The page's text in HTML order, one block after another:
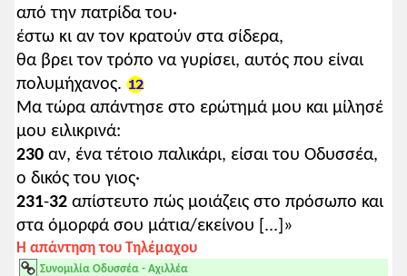
από την πατρίδα του·
έστω κι αν τον κρατούν στα σίδερα,
θα βρει τον τρόπο να γυρίσει, αυτός που είναι
πολυμήχανος.
Μα τώρα απάντησε στο ερώτημά μου και μίλησέ
μου ειλικρινά:
230 αν, ένα τέτοιο παλικάρι, είσαι του Οδυσσέα,
ο δικός του γιος·
231-32 απίστευτο πώς μοιάζεις στο πρόσωπο και
στα όμορφά σου μάτια/εκείνου [...]»
Η απάντηση του Τηλέμαχου
Συνομιλία Οδυσσέα - Αχιλλέα